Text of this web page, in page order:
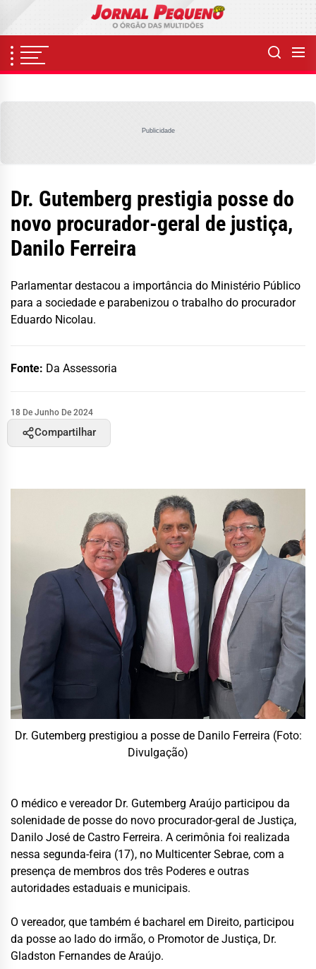
content
Publicidade
Dr. Gutemberg prestigia posse do
novo procurador-geral de justiça,
Danilo Ferreira
Parlamentar destacou a importância do Ministério Público
para a sociedade e parabenizou o trabalho do procurador
Eduardo Nicolau.
Fonte: Da Assessoria
18 De Junho De 2024
Compartilhar
Dr. Gutemberg prestigiou a posse de Danilo Ferreira (Foto:
Divulgação)
O médico e vereador Dr. Gutemberg Araújo participou da
solenidade de posse do novo procurador-geral de Justiça,
Danilo José de Castro Ferreira. A cerimônia foi realizada
nessa segunda-feira (17), no Multicenter Sebrae, com a
presença de membros dos três Poderes e outras
autoridades estaduais e municipais.
O vereador, que também é bacharel em Direito, participou
da posse ao lado do irmão, o Promotor de Justiça, Dr.
Gladston Fernandes de Araújo.